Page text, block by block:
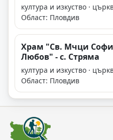
култура и изкуство ·
Област: Пловдив
Храм "Св. Мчци
Любов" - с. Стряма
култура и изкуство ·
Област: Пловдив